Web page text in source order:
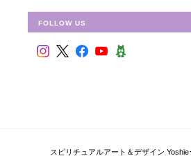
2018/09/09
FOLLOW US
スピリチュアルアート＆デザイン